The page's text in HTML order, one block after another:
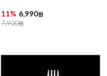
11% 6,990원
7,900원